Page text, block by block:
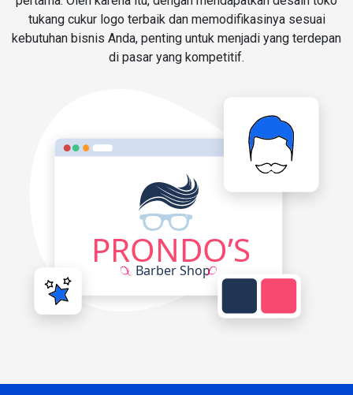
tukang cukur logo terbaik dan memodifikasinya sesuai
kebutuhan bisnis Anda, penting untuk menjadi yang terdepan
di pasar yang kompetitif.